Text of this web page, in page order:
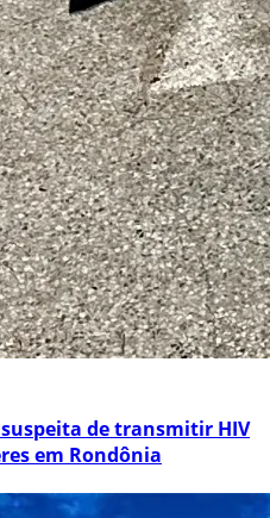
de transmitir HIV
em Rondônia